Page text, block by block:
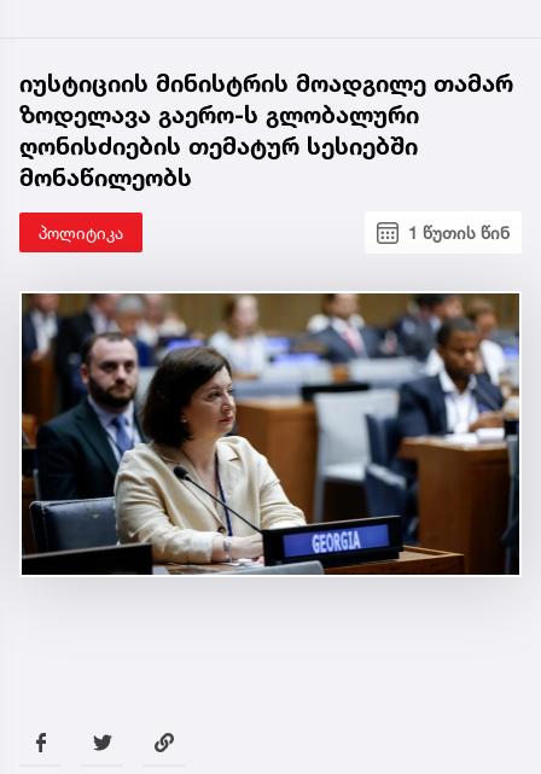
იუსტიციის მინისტრის მოადგილე თამარ
ზოდელავა გაერო-ს გლობალური
ღონისძიების თემატურ სესიებში
მონაწილეობს
პოლიტიკა 1 წუთის წინ